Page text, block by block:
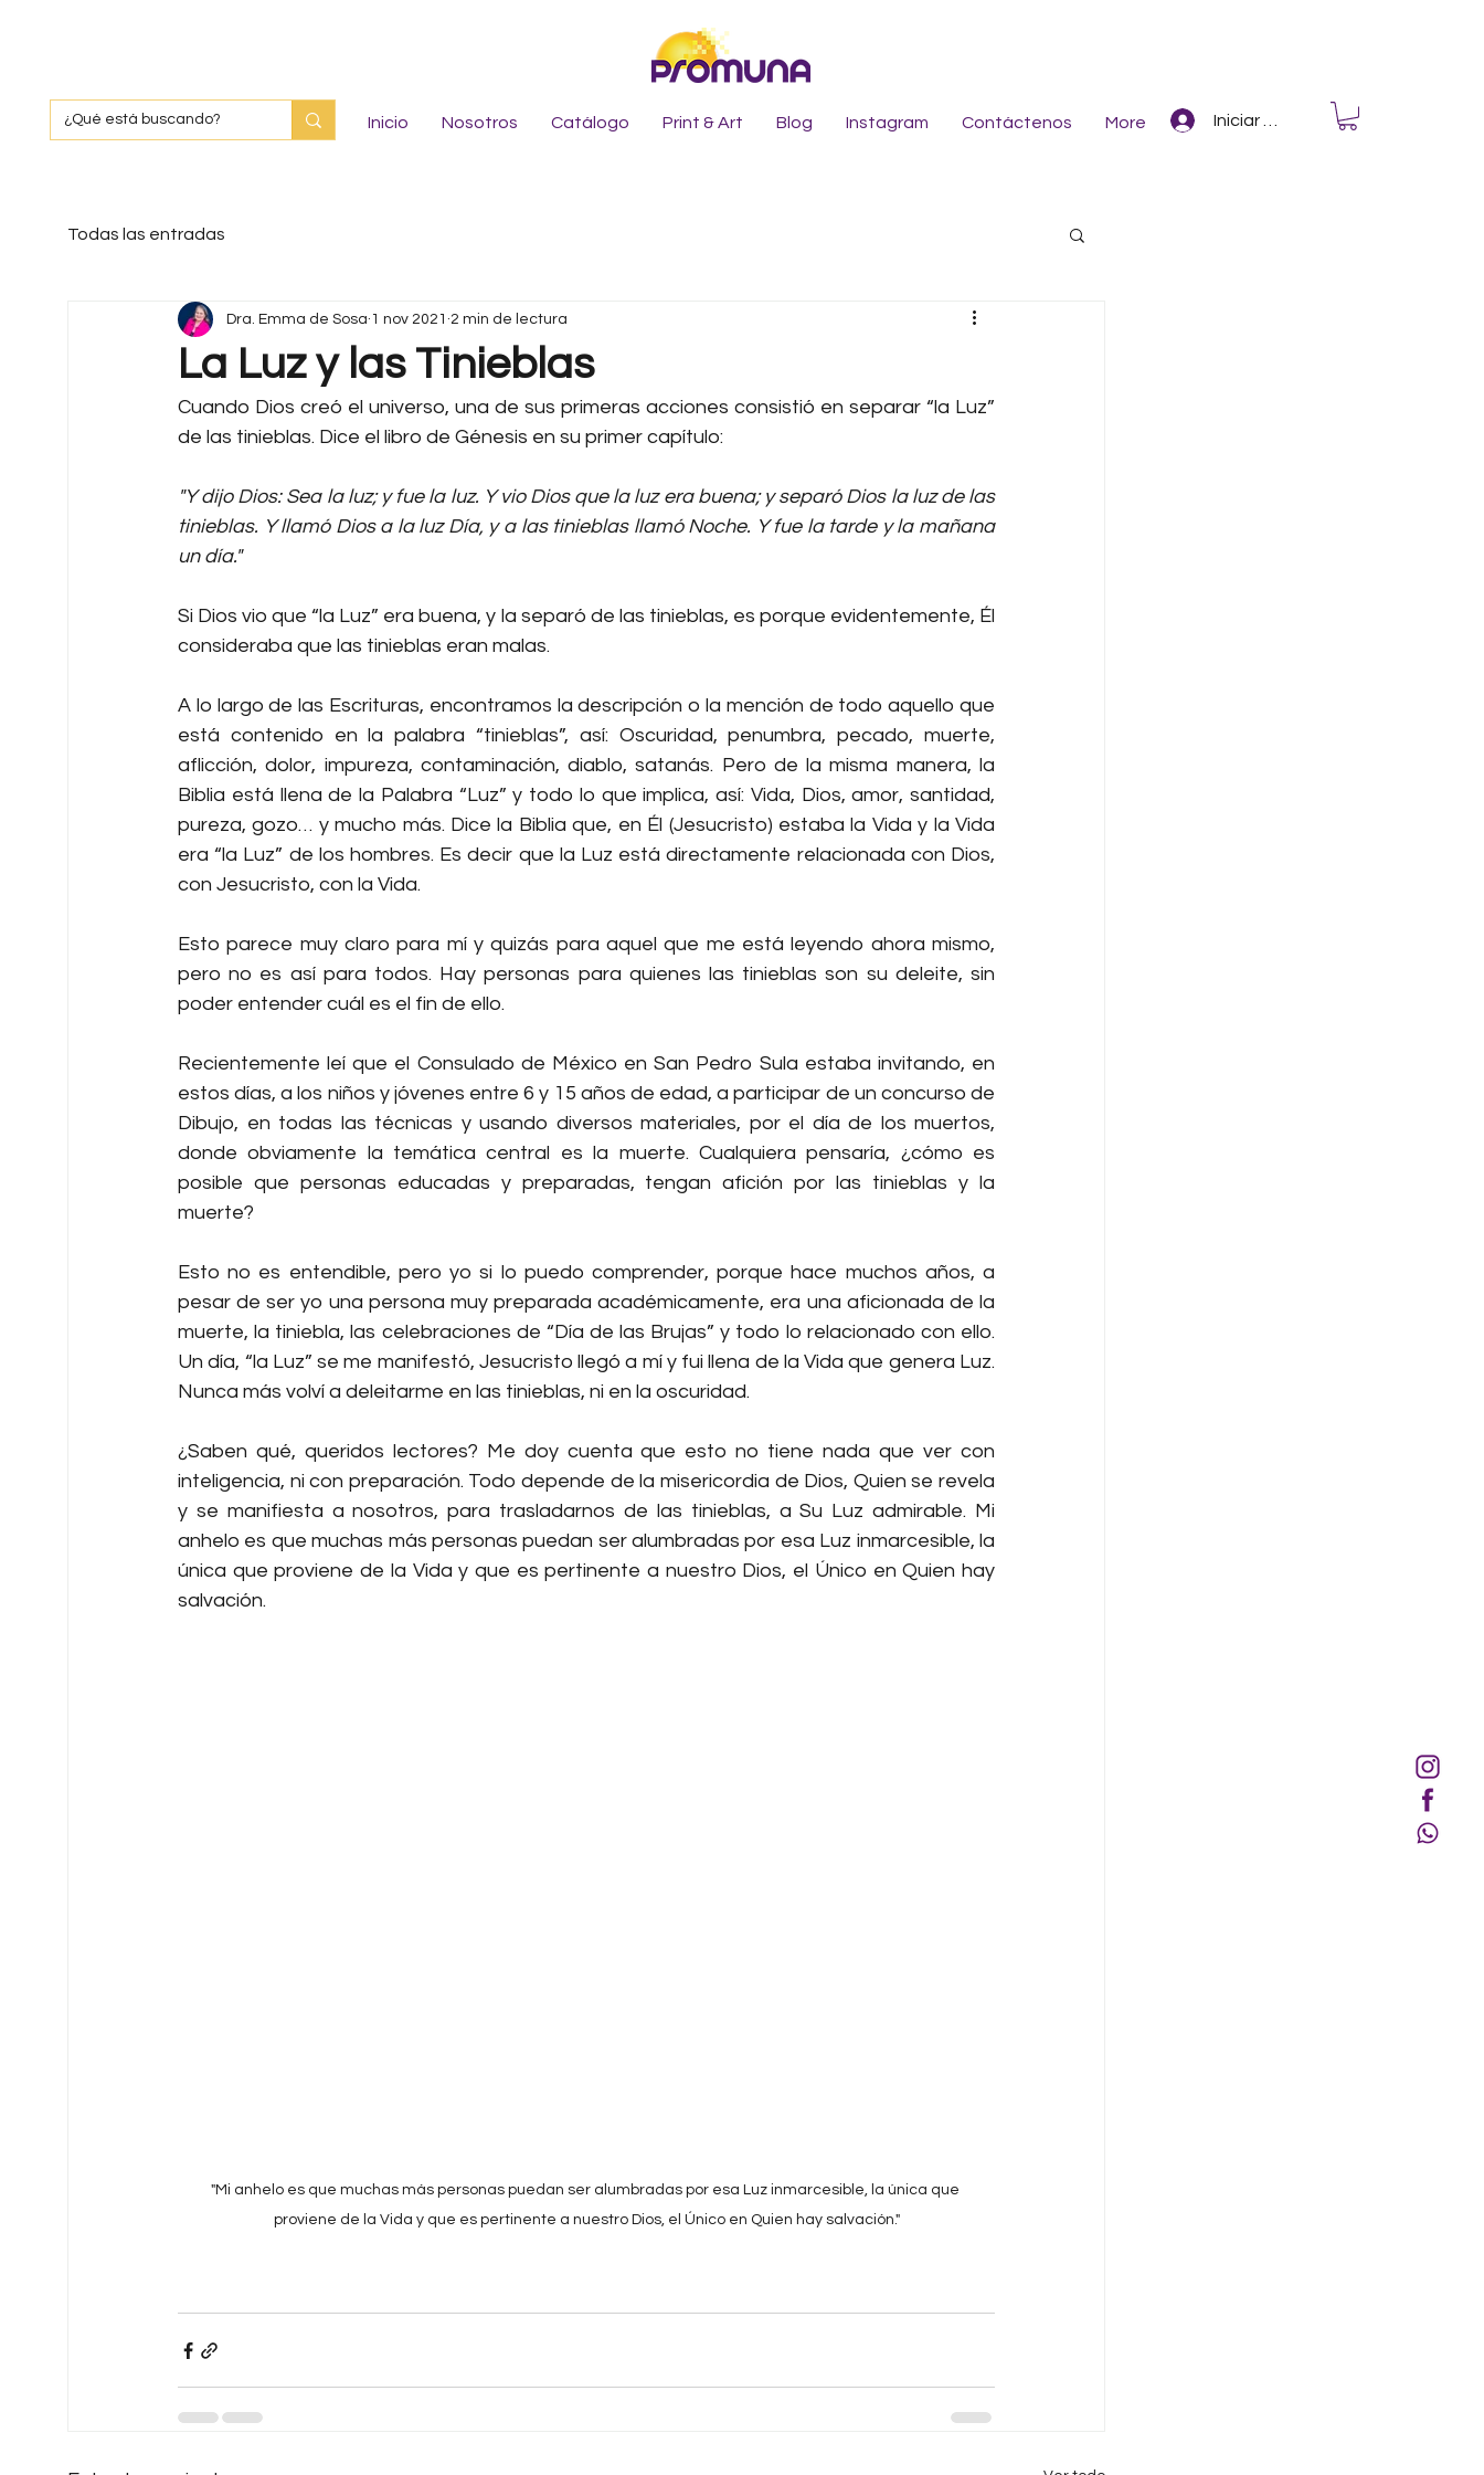
Inicio Nosotros Catálogo Print & Art Blog Instagram Contáctenos More Iniciar Sesión
Todas las entradas
La Luz y las Tinieblas
Dra. Emma de Sosa 1 nov 2021 2 min de lectura
Cuando Dios creó el universo, una de sus primeras acciones consistió en separar “la Luz”
de las tinieblas. Dice el libro de Génesis en su primer capítulo:
"Y dijo Dios: Sea la luz; y fue la luz. Y vio Dios que la luz era buena; y separó Dios la luz de las
tinieblas. Y llamó Dios a la luz Día, y a las tinieblas llamó Noche. Y fue la tarde y la mañana
un día."
Si Dios vio que “la Luz” era buena, y la separó de las tinieblas, es porque evidentemente, Él
consideraba que las tinieblas eran malas.
A lo largo de las Escrituras, encontramos la descripción o la mención de todo aquello que
está contenido en la palabra “tinieblas”, así: Oscuridad, penumbra, pecado, muerte,
aflicción, dolor, impureza, contaminación, diablo, satanás. Pero de la misma manera, la
Biblia está llena de la Palabra “Luz” y todo lo que implica, así: Vida, Dios, amor, santidad,
pureza, gozo… y mucho más. Dice la Biblia que, en Él (Jesucristo) estaba la Vida y la Vida
era “la Luz” de los hombres. Es decir que la Luz está directamente relacionada con Dios,
con Jesucristo, con la Vida.
Esto parece muy claro para mí y quizás para aquel que me está leyendo ahora mismo,
pero no es así para todos. Hay personas para quienes las tinieblas son su deleite, sin
poder entender cuál es el fin de ello.
Recientemente leí que el Consulado de México en San Pedro Sula estaba invitando, en
estos días, a los niños y jóvenes entre 6 y 15 años de edad, a participar de un concurso de
Dibujo, en todas las técnicas y usando diversos materiales, por el día de los muertos,
donde obviamente la temática central es la muerte. Cualquiera pensaría, ¿cómo es
posible que personas educadas y preparadas, tengan afición por las tinieblas y la
muerte?
Esto no es entendible, pero yo si lo puedo comprender, porque hace muchos años, a
pesar de ser yo una persona muy preparada académicamente, era una aficionada de la
muerte, la tiniebla, las celebraciones de “Día de las Brujas” y todo lo relacionado con ello.
Un día, “la Luz” se me manifestó, Jesucristo llegó a mí y fui llena de la Vida que genera Luz.
Nunca más volví a deleitarme en las tinieblas, ni en la oscuridad.
¿Saben qué, queridos lectores? Me doy cuenta que esto no tiene nada que ver con
inteligencia, ni con preparación. Todo depende de la misericordia de Dios, Quien se revela
y se manifiesta a nosotros, para trasladarnos de las tinieblas, a Su Luz admirable. Mi
anhelo es que muchas más personas puedan ser alumbradas por esa Luz inmarcesible, la
única que proviene de la Vida y que es pertinente a nuestro Dios, el Único en Quien hay
salvación.
"Mi anhelo es que muchas más personas puedan ser alumbradas por esa Luz inmarcesible, la única que
proviene de la Vida y que es pertinente a nuestro Dios, el Único en Quien hay salvación."